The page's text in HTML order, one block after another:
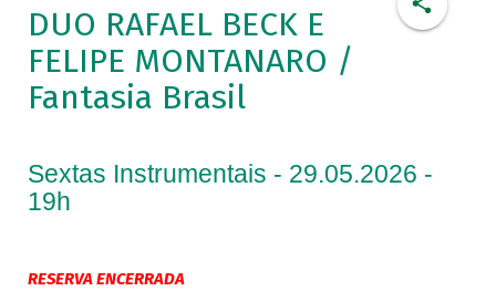
DUO RAFAEL BECK E
FELIPE MONTANARO /
Fantasia Brasil
Sextas Instrumentais - 29.05.2026 -
19h
RESERVA ENCERRADA